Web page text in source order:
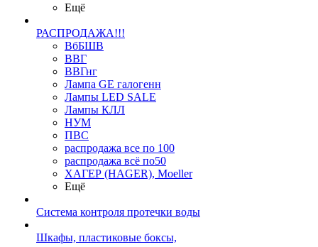
Ещё
РАСПРОДАЖА!!!
ВбБШВ
ВВГ
ВВГнг
Лампа GE галогенн
Лампы LED SALE
Лампы КЛЛ
НУМ
ПВС
распродажа все по 100
распродажа всё по50
ХАГЕР (HAGER), Moeller
Ещё
Система контроля протечки воды
Шкафы, пластиковые боксы,